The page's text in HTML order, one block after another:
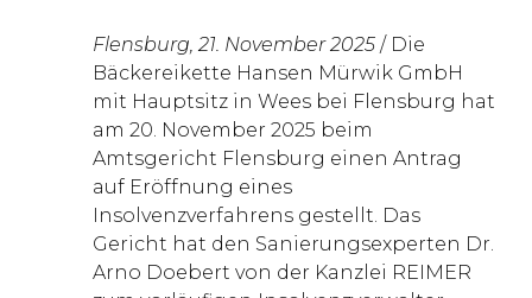
Flensburg, 21. November 2025 / Die
Bäckereikette Hansen Mürwik GmbH
mit Hauptsitz in Wees bei Flensburg hat
am 20. November 2025 beim
Amtsgericht Flensburg einen Antrag
auf Eröffnung eines
Insolvenzverfahrens gestellt. Das
Gericht hat den Sanierungsexperten Dr.
Arno Doebert von der Kanzlei REIMER